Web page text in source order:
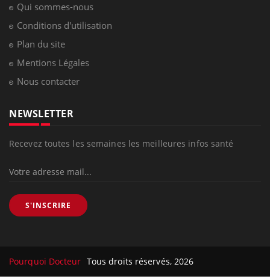
Qui sommes-nous
Conditions d'utilisation
Plan du site
Mentions Légales
Nous contacter
NEWSLETTER
Recevez toutes les semaines les meilleures infos santé
S'INSCRIRE
Pourquoi Docteur Tous droits réservés, 2026